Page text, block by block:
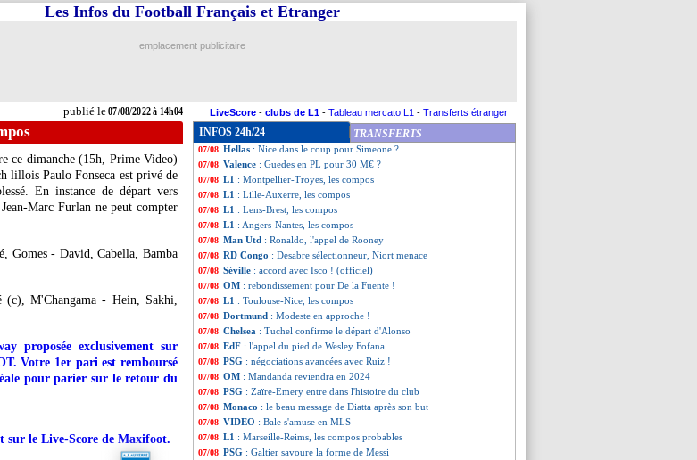
publié le07/08/2022 à 14h04
Les Infos du Football Français et Etranger
emplacement publicitaire
LiveScore - clubs de L1 - Tableau mercato L1 - Transferts étranger
ce dimanche (15h, Prime Video)
lillois Paulo Fonseca est privé de
En instance de départ vers
Marc Furlan ne peut compter
Gomes - David, Cabella, Bamba
(c), M'Changama - Hein, Sakhi,
proposée exclusivement sur
Votre 1er pari est remboursé
pour parier sur le retour du
sur le Live-Score de Maxifoot.
INFOS 24h/24 TRANSFERTS
07/08 L1: Montpellier 3-2 Troyes (fini)
07/08 L1: Angers 0-0 Nantes (fini)
07/08 Nice: déjà décisif, Ramsey savoure
07/08 L1: Toulouse 1-1 Nice (fini)
07/08 Hellas : Nice dans le coup pour Simeone ?
07/08 Valence : Guedes en PL pour 30 M€ ?
07/08 L1 : Montpellier-Troyes, les compos
07/08 L1 : Lille-Auxerre, les compos
07/08 L1 : Lens-Brest, les compos
07/08 L1 : Angers-Nantes, les compos
07/08 Man Utd : Ronaldo, l'appel de Rooney
07/08 RD Congo : Desabre sélectionneur, Niort menace
07/08 Séville : accord avec Isco ! (officiel)
07/08 OM : rebondissement pour De la Fuente !
07/08 L1 : Toulouse-Nice, les compos
07/08 Dortmund : Modeste en approche !
07/08 Chelsea : Tuchel confirme le départ d'Alonso
07/08 EdF : l'appel du pied de Wesley Fofana
07/08 PSG : négociations avancées avec Ruiz !
07/08 OM : Mandanda reviendra en 2024
07/08 PSG : Zaïre-Emery entre dans l'histoire du club
07/08 Monaco : le beau message de Diatta après son but
07/08 VIDEO : Bale s'amuse en MLS
07/08 L1 : Marseille-Reims, les compos probables
07/08 PSG : Galtier savoure la forme de Messi